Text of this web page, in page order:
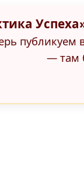
публикуем
— там